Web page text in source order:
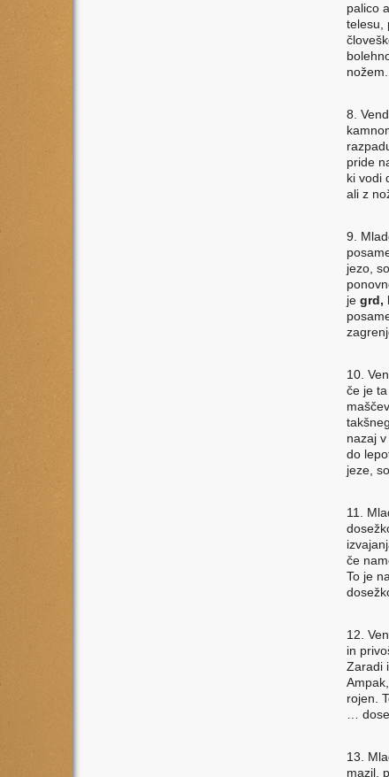
palico
telesu,
nožem.
8.
pride
ki vodi
ali z
9.
jezo,
je grd,
10.
če je
nazaj
do
jeze,
11.
če
To je
12.
in
Zaradi
rojen.
…
13.
mazil,